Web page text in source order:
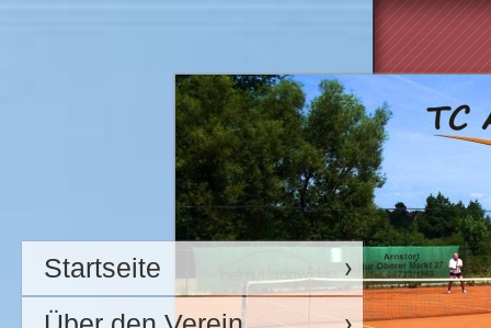
Startseite